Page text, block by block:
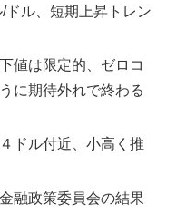
ドル、短期上昇トレン
値は限定的、ゼロコ
に期待外れで終わる
ドル付近、小高く推
融政策委員会の結果